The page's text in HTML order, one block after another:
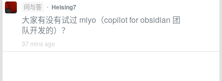
问与答 • Helsing7
大家有没有试过 miyo（copilot for obsidian 团
队开发的）？
37 mins ago